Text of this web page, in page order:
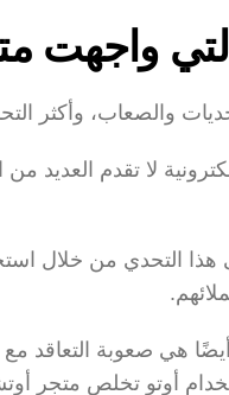
التي واجهت
والصعاب، وأكثر